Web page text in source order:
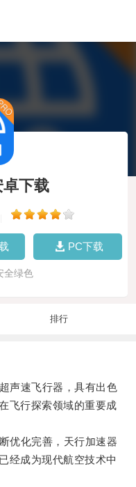
下载
PC下载
全绿色
排行
速飞行器，具有出色
飞行探索领域的重要成
化完善，天行加速器
经成为现代航空技术中